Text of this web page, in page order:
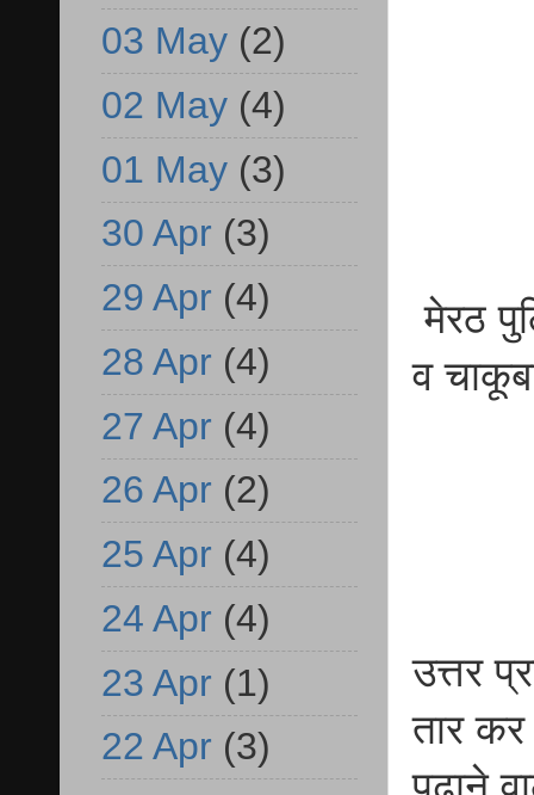
मेरठ
व
उत्तर
तार
03 May (2)
02 May (4)
01 May (3)
30 Apr (3)
29 Apr (4)
28 Apr (4)
27 Apr (4)
26 Apr (2)
25 Apr (4)
24 Apr (4)
23 Apr (1)
22 Apr (3)